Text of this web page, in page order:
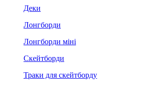
Деки
Лонгборди
Лонгборди міні
Скейтборди
Траки для скейтборду